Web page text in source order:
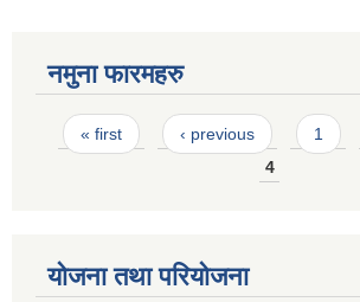
नमुना फारमहरु
Pages
« first ‹ previous 1
4
योजना तथा परियोजना